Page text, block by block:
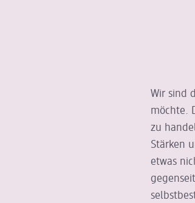
Wir sind
möchte.
zu
Stärken
etwas